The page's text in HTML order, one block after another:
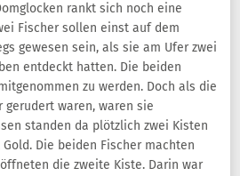
rankt sich noch eine
Fischer sollen einst auf dem
gewesen sein, als sie am Ufer zwei
entdeckt hatten. Die beiden
zu werden. Doch als die
gerudert waren, waren sie
standen da plötzlich zwei Kisten
Die beiden Fischer machten
die zweite Kiste. Darin war